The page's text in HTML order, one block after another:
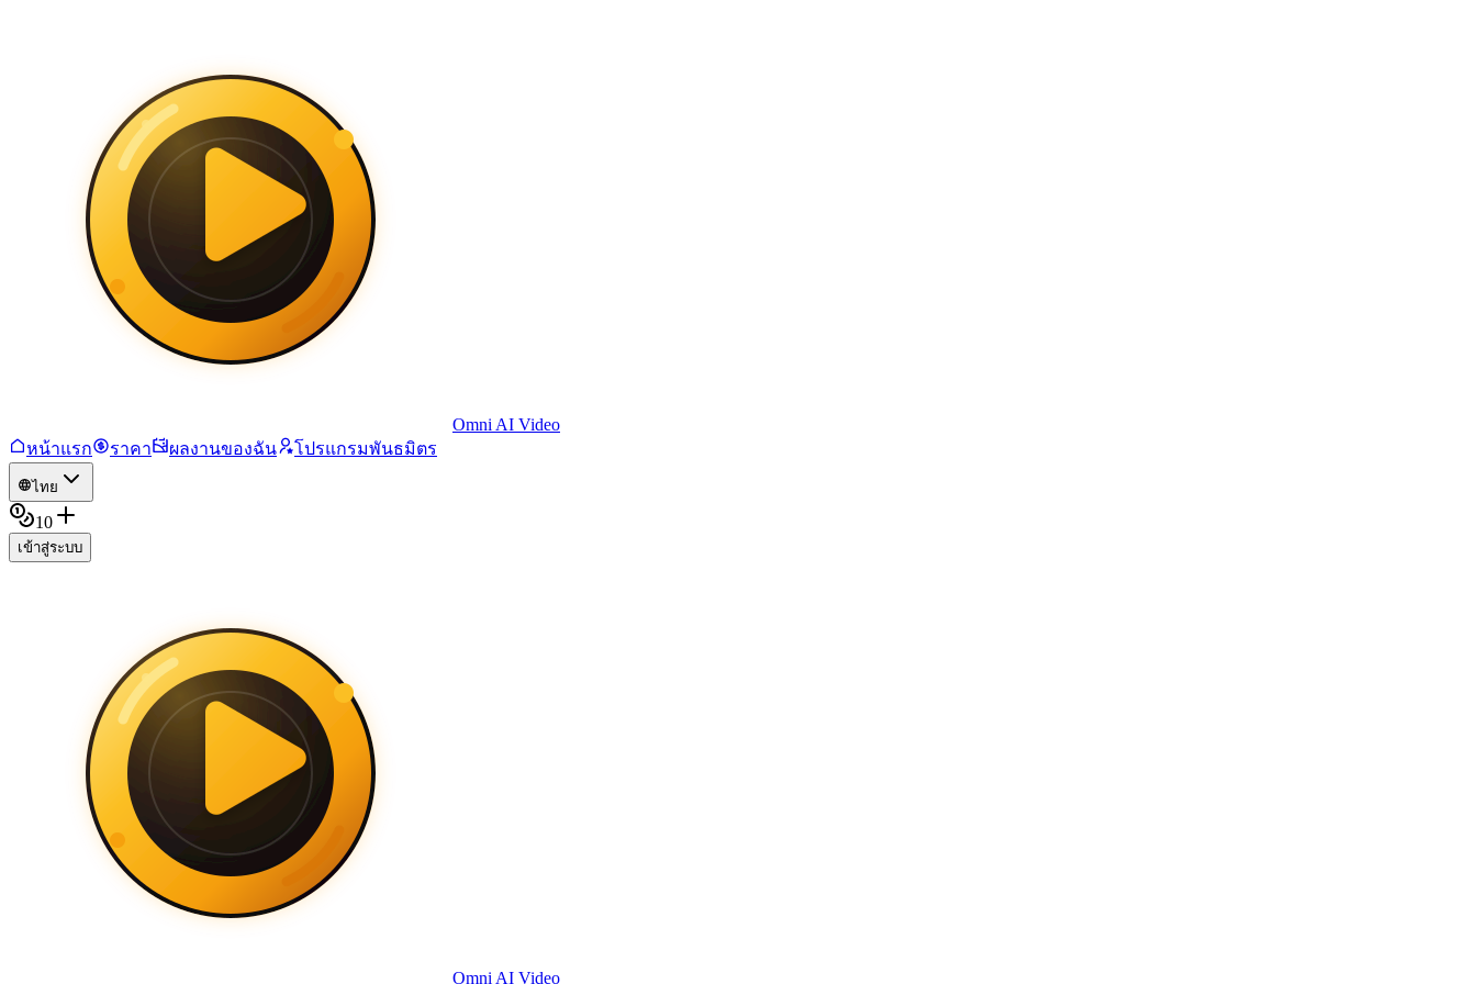
Omni AI Video
หน้าแรก
ราคา ผลงานของฉัน โปรแกรมพันธมิตร
ไทย
10
เข้าสู่ระบบ
Omni AI Video